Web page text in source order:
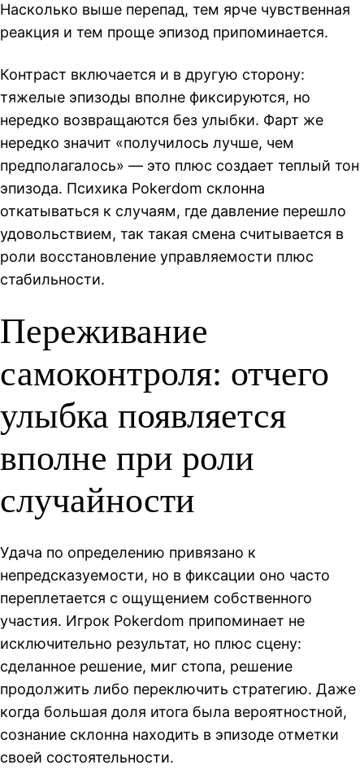
Насколько выше перепад, тем ярче чувственная
реакция и тем проще эпизод припоминается.
Контраст включается и в другую сторону:
тяжелые эпизоды вполне фиксируются, но
нередко возвращаются без улыбки. Фарт же
нередко значит «получилось лучше, чем
предполагалось» — это плюс создает теплый тон
эпизода. Психика Pokerdom склонна
откатываться к случаям, где давление перешло
удовольствием, так такая смена считывается в
роли восстановление управляемости плюс
стабильности.
Переживание
самоконтроля: отчего
улыбка появляется
вполне при роли
случайности
Удача по определению привязано к
непредсказуемости, но в фиксации оно часто
переплетается с ощущением собственного
участия. Игрок Pokerdom припоминает не
исключительно результат, но плюс сцену:
сделанное решение, миг стопа, решение
продолжить либо переключить стратегию. Даже
когда большая доля итога была вероятностной,
сознание склонна находить в эпизоде отметки
своей состоятельности.